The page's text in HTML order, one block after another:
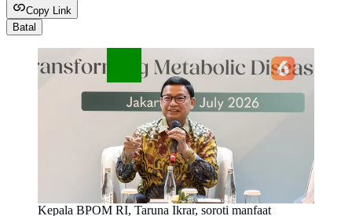
Copy Link
Batal
Kepala BPOM RI, Taruna Ikrar, soroti manfaat